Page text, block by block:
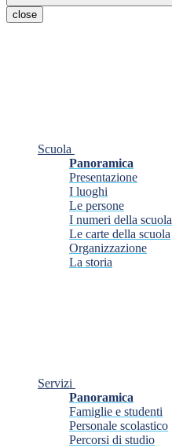
close
Scuola
Panoramica
Presentazione
I luoghi
Le persone
I numeri della scuola
Le carte della scuola
Organizzazione
La storia
Servizi
Panoramica
Famiglie e studenti
Personale scolastico
Percorsi di studio